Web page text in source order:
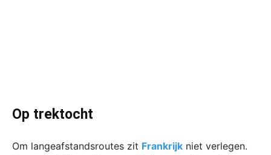
Op trektocht
Om langeafstandsroutes zit Frankrijk niet verlegen.